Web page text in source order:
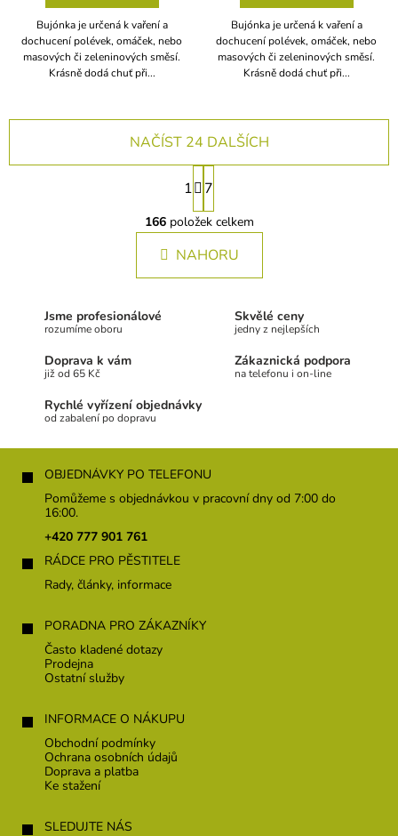
Bujónka je určená k vaření a
dochucení polévek, omáček, nebo
masových či zeleninových směsí.
Krásně dodá chuť při...
Bujónka je určená k vaření a
dochucení polévek, omáček, nebo
masových či zeleninových směsí.
Krásně dodá chuť při...
v
l
á
d
y
i
s
u
NAČÍST 24 DALŠÍCH
S
t
r
á
n
k
1 7
166položek celkem
NAHORU
Jsme profesionálové
rozumíme oboru
Skvělé ceny
jedny z nejlepších
Doprava k vám
již od 65 Kč
Zákaznická podpora
na telefonu i on-line
Rychlé vyřízení objednávky
od zabalení po dopravu
Z
OBJEDNÁVKY PO TELEFONU
Pomůžeme s objednávkou v pracovní dny od 7:00 do
16:00.
+420 777 901 761
RÁDCE PRO PĚSTITELE
Rady, články, informace
PORADNA PRO ZÁKAZNÍKY
Často kladené dotazy
Prodejna
Ostatní služby
INFORMACE O NÁKUPU
Obchodní podmínky
Ochrana osobních údajů
Doprava a platba
Ke stažení
SLEDUJTE NÁS